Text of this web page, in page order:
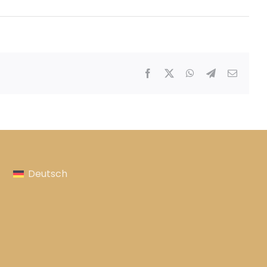
Facebook WhatsApp
Telegram
E-
Deutsch